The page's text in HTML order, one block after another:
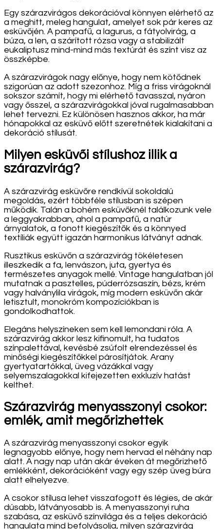
Egy szárazvirágos dekorációval könnyen elérhető az
a meghitt, meleg hangulat, amelyet sok pár keres az
esküvőjén. A pampafű, a lagurus, a fátyolvirág, a
búza, a len, a szárított rózsa vagy a stabilizált
eukaliptusz mind-mind más textúrát és színt visz az
összképbe.
A szárazvirágok nagy előnye, hogy nem kötődnek
szigorúan az adott szezonhoz. Míg a friss virágoknál
sokszor számít, hogy mi elérhető tavasszal, nyáron
vagy ősszel, a szárazvirágokkal jóval rugalmasabban
lehet tervezni. Ez különösen hasznos akkor, ha már
hónapokkal az esküvő előtt szeretnétek kialakítani a
dekoráció stílusát.
Milyen esküvői stílushoz illik a
szárazvirág?
A szárazvirág esküvőre rendkívül sokoldalú
megoldás, ezért többféle stílusban is szépen
működik. Talán a bohém esküvőknél találkozunk vele
a leggyakrabban, ahol a pampafű, a natúr
árnyalatok, a fonott kiegészítők és a könnyed
textíliák együtt igazán harmonikus látványt adnak.
Rusztikus esküvőn a szárazvirág tökéletesen
illeszkedik a fa, lenvászon, juta, gyertya és
természetes anyagok mellé. Vintage hangulatban jól
mutatnak a pasztelles, púderrózsaszín, bézs, krém
vagy halványlila virágok, míg modern esküvőn akár
letisztult, monokróm kompozíciókban is
gondolkodhattok.
Elegáns helyszíneken sem kell lemondani róla. A
szárazvirág akkor lesz kifinomult, ha tudatos
színpalettával, kevésbé zsúfolt elrendezéssel és
minőségi kiegészítőkkel párosítjátok. Arany
gyertyatartókkal, üveg vázákkal vagy
selyemszalagokkal kifejezetten exkluzív hatást
kelthet.
Szárazvirág menyasszonyi csokor:
emlék, amit megőrizhettek
A szárazvirág menyasszonyi csokor egyik
legnagyobb előnye, hogy nem hervad el néhány nap
alatt. A nagy nap után akár éveken át megőrizhető
emlékként, dekorációként vagy egy szép üveg búra
alatt elhelyezve.
A csokor stílusa lehet visszafogott és légies, de akár
dúsabb, látványosabb is. A menyasszonyi ruha
szabása, az esküvő színvilága és a teljes dekoráció
hangulata mind befolyásolja, milyen szárazvirág